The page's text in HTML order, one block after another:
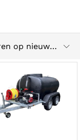
Sorteren op nieuwste